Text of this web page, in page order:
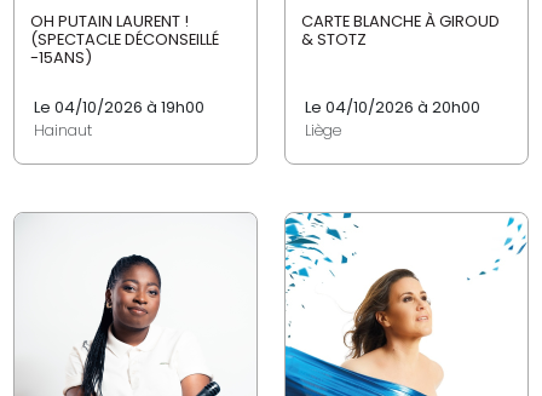
OH PUTAIN LAURENT !
(SPECTACLE DÉCONSEILLÉ
-15ANS)
Le 04/10/2026 à 19h00
Hainaut
CARTE BLANCHE À GIROUD
& STOTZ
Le 04/10/2026 à 20h00
Liège